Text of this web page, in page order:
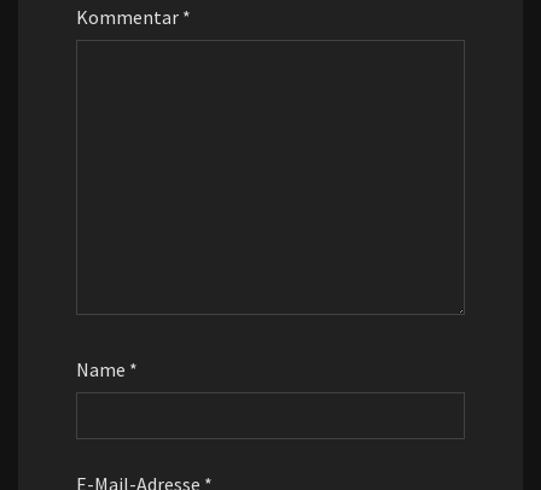
Kommentar *
Name *
E-Mail-Adresse *